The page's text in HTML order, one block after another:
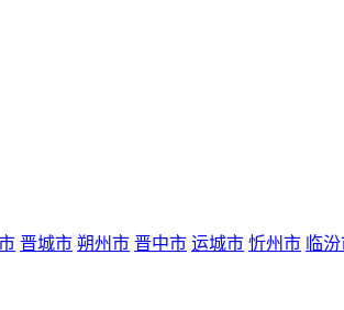
晋城市 朔州市 晋中市 运城市 忻州市 临